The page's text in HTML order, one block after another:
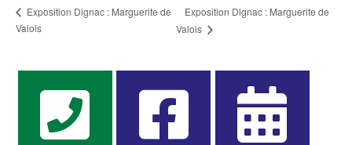
Exposition Dignac : Marguerite de
Valois
Exposition Dignac : Marguerite de
Valois